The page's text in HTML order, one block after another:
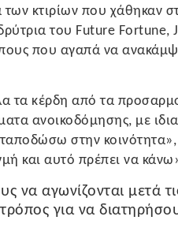
κτιρίων που χάθηκαν
του Future Fortune,
που αγαπά να
τα κέρδη από τα
ανοικοδόμησης, με
στην
και αυτό πρέπει να
να αγωνίζονται μετά
για να